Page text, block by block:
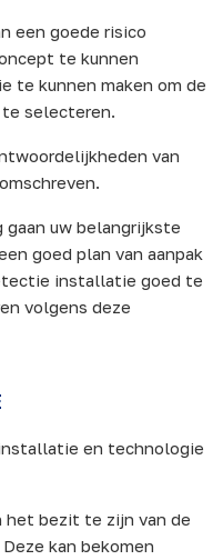
een goede risico
te kunnen
te kunnen maken om de
selecteren.
van
gaan uw belangrijkste
goed plan van aanpak
installatie goed te
volgens deze
en technologie
het bezit te zijn van de
kan bekomen